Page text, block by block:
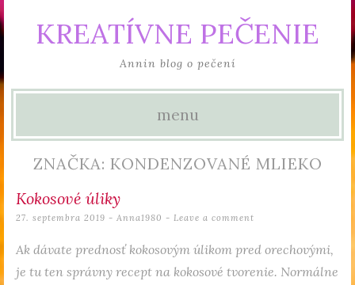
KREATÍVNE PEČENIE
Annin blog o pečení
menu
Skip to content
ZNAČKA: KONDENZOVANÉ MLIEKO
Kokosové úliky
27. septembra 2019 - Anna1980 Leave a comment
Ak dávate prednosť kokosovým úlikom pred orechovými,
je tu ten správny recept na kokosové tvorenie. Normálne